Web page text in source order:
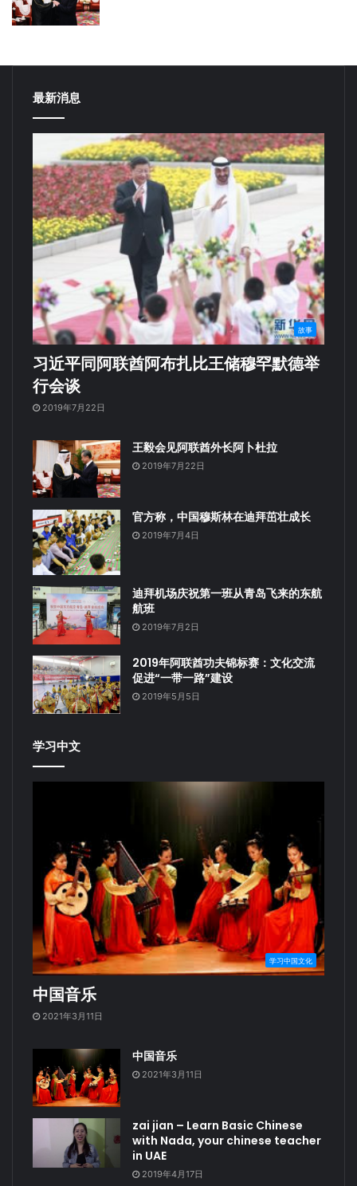
最新消息
故事
习近平同阿联酋阿布扎比王储穆罕默德举
行会谈
2019年7月22日
王毅会见阿联酋外长阿卜杜拉
2019年7月22日
官方称，中国穆斯林在迪拜茁壮成长
2019年7月4日
迪拜机场庆祝第一班从青岛飞来的东航
航班
2019年7月2日
2019年阿联酋功夫锦标赛：文化交流
促进“一带一路”建设
2019年5月5日
学习中文
学习中国文化
中国音乐
2021年3月11日
中国音乐
2021年3月11日
zai jian – Learn Basic Chinese
with Nada, your chinese teacher
in UAE
2019年4月17日